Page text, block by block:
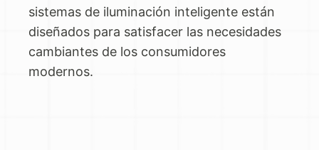
sistemas de iluminación inteligente están
diseñados para satisfacer las necesidades
cambiantes de los consumidores
modernos.